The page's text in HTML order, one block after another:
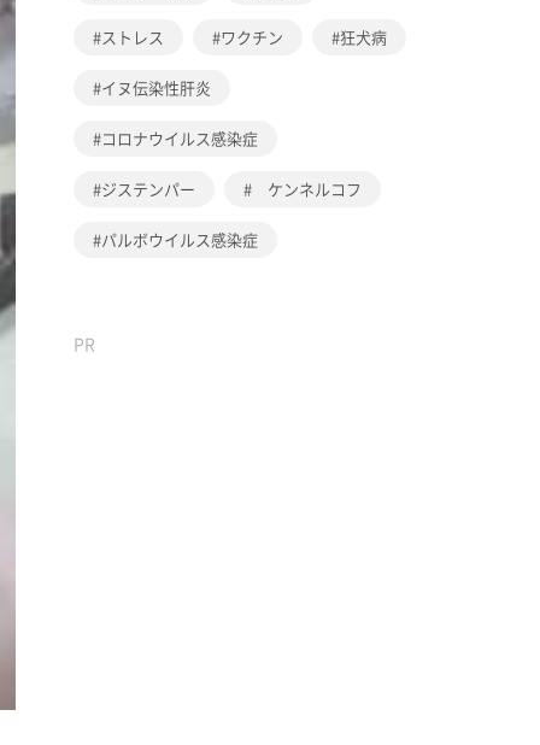
ストレス ワクチン 狂犬病
イヌ伝染性肝炎
コロナウイルス感染症
ジステンパー ケンネルコフ
パルボウイルス感染症
PR